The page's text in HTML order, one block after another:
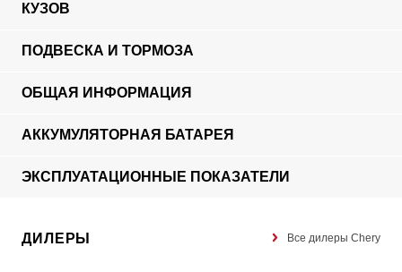
КУЗОВ
ПОДВЕСКА И ТОРМОЗА
ОБЩАЯ ИНФОРМАЦИЯ
АККУМУЛЯТОРНАЯ БАТАРЕЯ
ЭКСПЛУАТАЦИОННЫЕ ПОКАЗАТЕЛИ
ДИЛЕРЫ Все дилеры Chery